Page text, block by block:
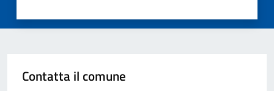
Contatta il comune